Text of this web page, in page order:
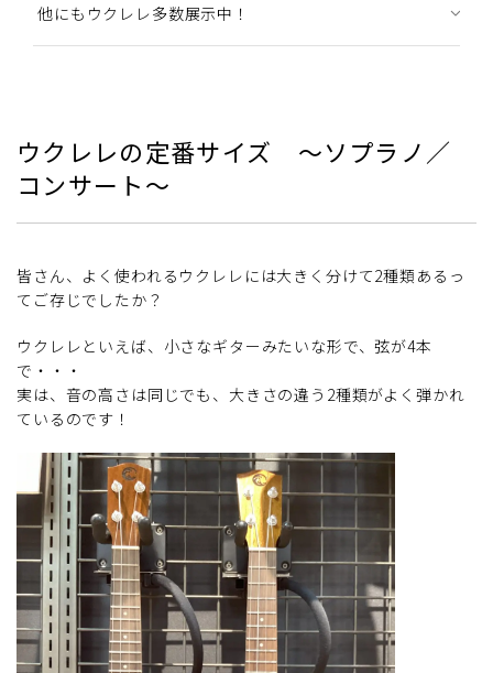
他にもウクレレ多数展示中！
ウクレレの定番サイズ ～ソプラノ／
コンサート～
皆さん、よく使われるウクレレには大きく分けて2種類あるっ
てご存じでしたか？
ウクレレといえば、小さなギターみたいな形で、弦が4本
で・・・
実は、音の高さは同じでも、大きさの違う2種類がよく弾かれ
ているのです！